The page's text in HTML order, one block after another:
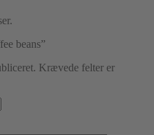
beans”
Krævede felter er